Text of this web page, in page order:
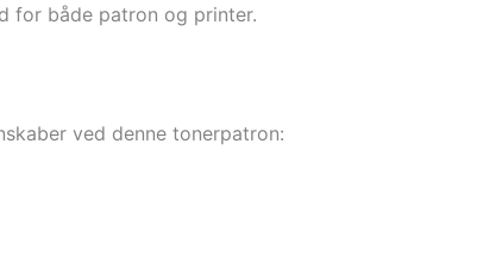
for både patron og printer.
ved denne tonerpatron: